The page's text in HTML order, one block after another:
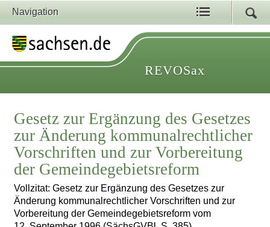
Navigation
REVOSax
Gesetz zur Ergänzung des Gesetzes
zur Änderung kommunalrechtlicher
Vorschriften und zur Vorbereitung
der Gemeindegebietsreform
Vollzitat: Gesetz zur Ergänzung des Gesetzes zur
Änderung kommunalrechtlicher Vorschriften und zur
Vorbereitung der Gemeindegebietsreform vom